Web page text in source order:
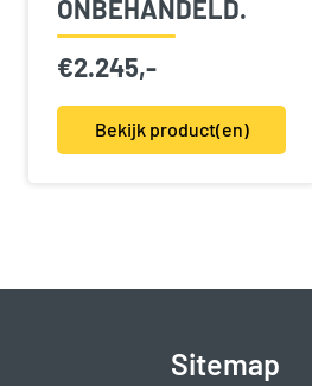
ONBEHANDELD.
€2.245,-
Bekijk product(en)
Sitemap